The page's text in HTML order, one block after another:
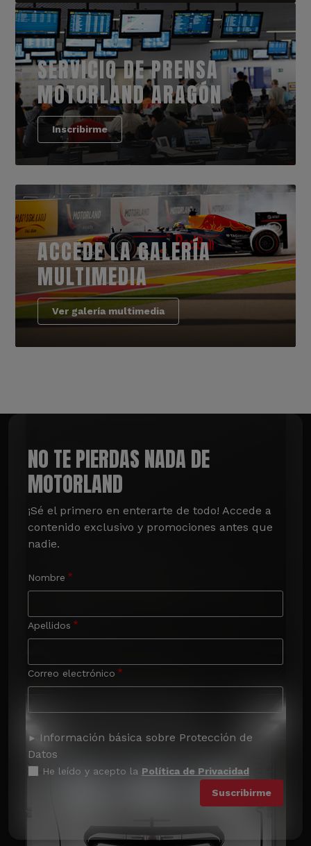
SERVICIO DE PRENSA
MOTORLAND ARAGÓN
Inscribirme
ACCEDE LA GALERÍA
MULTIMEDIA
Ver galería multimedia
NO TE PIERDAS NADA DE
MOTORLAND
¡Sé el primero en enterarte de todo! Accede a
contenido exclusivo y promociones antes que
nadie.
Nombre
Apellidos
Correo electrónico
Información básica sobre Protección de
Datos
He leído y acepto la Política de Privacidad